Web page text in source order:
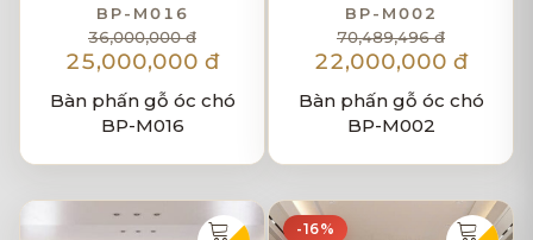
BP-M016
36,000,000 đ
25,000,000 đ
Bàn phấn gỗ óc chó
BP-M016
BP-M002
70,489,496 đ
22,000,000 đ
Bàn phấn gỗ óc chó
BP-M002
-16%